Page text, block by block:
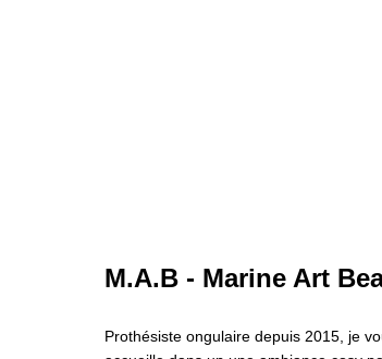
M.A.B - Marine Art
Prothésiste ongulaire depuis 2015, je